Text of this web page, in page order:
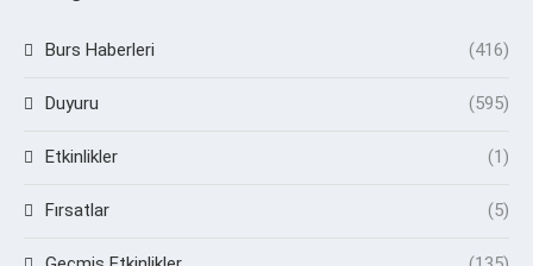
Burs Haberleri (416)
Duyuru (595)
Etkinlikler (1)
Fırsatlar (5)